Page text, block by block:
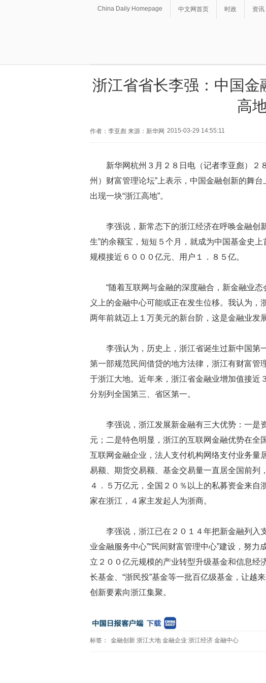
China Daily Homepage 中文网首页 时政 资讯
浙江省省长李强：中国金
高
作者：李亚彪 来源：新华网 2015-03-29 14:55:11
新华网杭州３月２８日电（记者李亚彪）２
州）财富管理论坛”上表示，中国金融创新的舞
出现一块“浙江高地”。
李强说，新常态下的浙江经济在呼唤金融创
生”的余额宝，短短５个月，就成为中国基金史
规模接近６０００亿元、用户１．８５亿。
“随着互联网与金融的深度融合，新金融业
义上的金融中心可能或正在发生位移。我认为，
两年前就迈上１万美元的新台阶，这是金融业发
李强认为，历史上，浙江省诞生过新中国第
第一部规范民间借贷的地方法律，浙江有财富管
于浙江大地。近年来，浙江省金融业增加值接近
分别列全国第三、省区第一。
李强说，浙江发展新金融有三大优势：一是
元；二是特色明显，浙江的互联网金融优势在全
互联网金融企业，法人支付机构网络支付业务量
易额、期货交易额、基金交易量一直居全国前列
４．５万亿元，全国２０％以上的私募资金来自
家在浙江，４家主发起人为浙商。
李强说，浙江已在２０１４年把新金融列入
业金融服务中心”“民间财富管理中心”建设，努
立２００亿元规模的产业转型升级基金和信息经
长基金、“浙民投”基金等一批百亿级基金，让越
创新要素向浙江集聚。
标签： 金融创新 浙江大地 金融企业 浙江经济 金融中心